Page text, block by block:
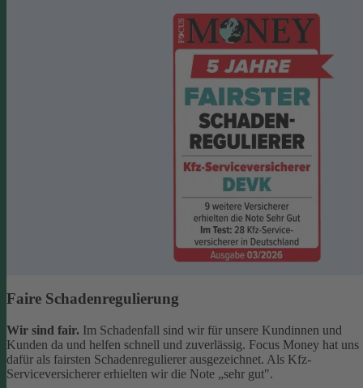
Faire Schadenregulierung
Wir sind fair. Im Schadenfall sind wir für unsere Kundinnen und
Kunden da und helfen schnell und zuverlässig. Focus Money hat uns
dafür als fairsten Schadenregulierer ausgezeichnet. Als Kfz-
Serviceversicherer erhielten wir die Note „sehr gut".